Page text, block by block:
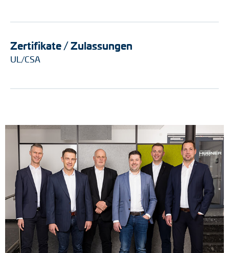
Zertifikate / Zulassungen
UL/CSA